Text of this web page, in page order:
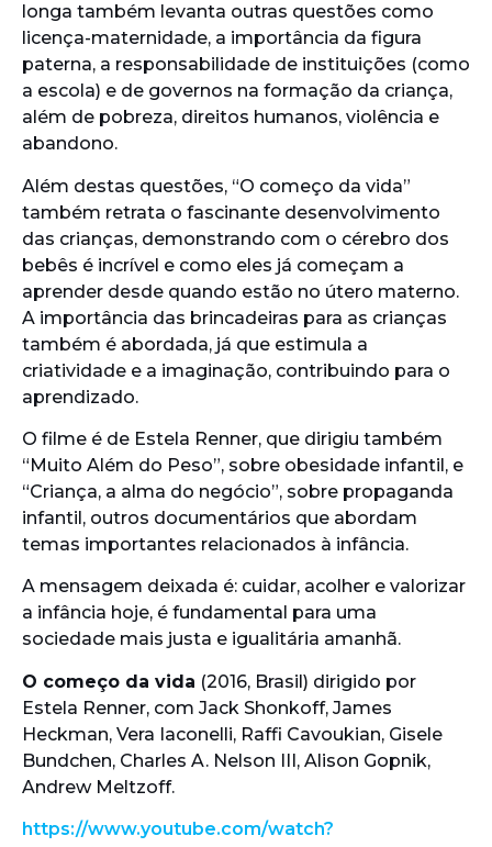
longa também levanta outras questões como
licença-maternidade, a importância da figura
paterna, a responsabilidade de instituições (como
a escola) e de governos na formação da criança,
além de pobreza, direitos humanos, violência e
abandono.
Além destas questões, “O começo da vida”
também retrata o fascinante desenvolvimento
das crianças, demonstrando com o cérebro dos
bebês é incrível e como eles já começam a
aprender desde quando estão no útero materno.
A importância das brincadeiras para as crianças
também é abordada, já que estimula a
criatividade e a imaginação, contribuindo para o
aprendizado.
O filme é de Estela Renner, que dirigiu também
“Muito Além do Peso”, sobre obesidade infantil, e
“Criança, a alma do negócio”, sobre propaganda
infantil, outros documentários que abordam
temas importantes relacionados à infância.
A mensagem deixada é: cuidar, acolher e valorizar
a infância hoje, é fundamental para uma
sociedade mais justa e igualitária amanhã.
O começo da vida (2016, Brasil) dirigido por
Estela Renner, com Jack Shonkoff, James
Heckman, Vera Iaconelli, Raffi Cavoukian, Gisele
Bundchen, Charles A. Nelson III, Alison Gopnik,
Andrew Meltzoff.
https://www.youtube.com/watch?